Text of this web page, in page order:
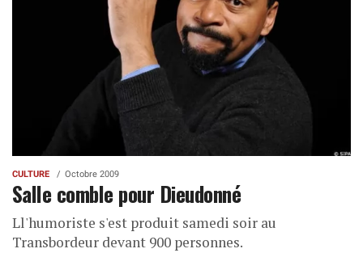
CULTURE Octobre 2009
Salle comble pour Dieudonné
Ll'humoriste s'est produit samedi soir au
Transbordeur devant 900 personnes.